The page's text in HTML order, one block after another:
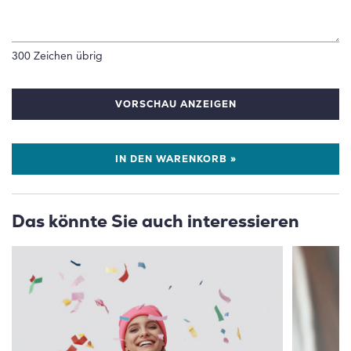
300 Zeichen übrig
VORSCHAU ANZEIGEN
IN DEN WARENKORB »
Das könnte Sie auch interessieren